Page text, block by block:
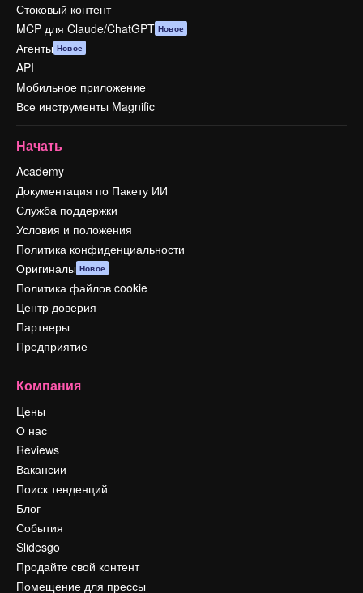
Стоковый контент
MCP для Claude/ChatGPT Новое
Агенты Новое
API
Мобильное приложение
Все инструменты Magnific
Начать
Academy
Документация по Пакету ИИ
Служба поддержки
Условия и положения
Политика конфиденциальности
Оригиналы Новое
Политика файлов cookie
Центр доверия
Партнеры
Предприятие
Компания
Цены
О нас
Reviews
Вакансии
Поиск тенденций
Блог
События
Slidesgo
Продайте свой контент
Помещение для прессы